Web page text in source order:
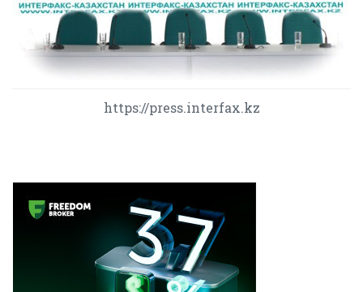
https://press.interfax.kz